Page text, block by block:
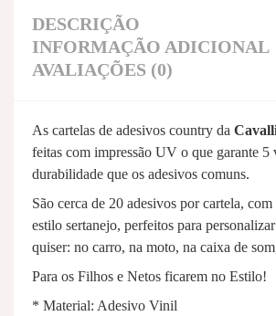
DESCRIÇÃO
INFORMAÇÃO ADICIONAL
AVALIAÇÕES (0)
As cartelas de adesivos country da
feitas com impressão UV o que garante 5
durabilidade que os adesivos comuns.
São cerca de 20 adesivos por cartela,
estilo sertanejo, perfeitos para
quiser: no carro, na moto, na caixa de
Para os Filhos e Netos ficarem no Estilo!
* Material: Adesivo Vinil